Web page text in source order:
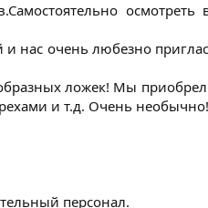
нас очень любезно
ложек! Мы
и т.д. Очень необычно!
персонал.